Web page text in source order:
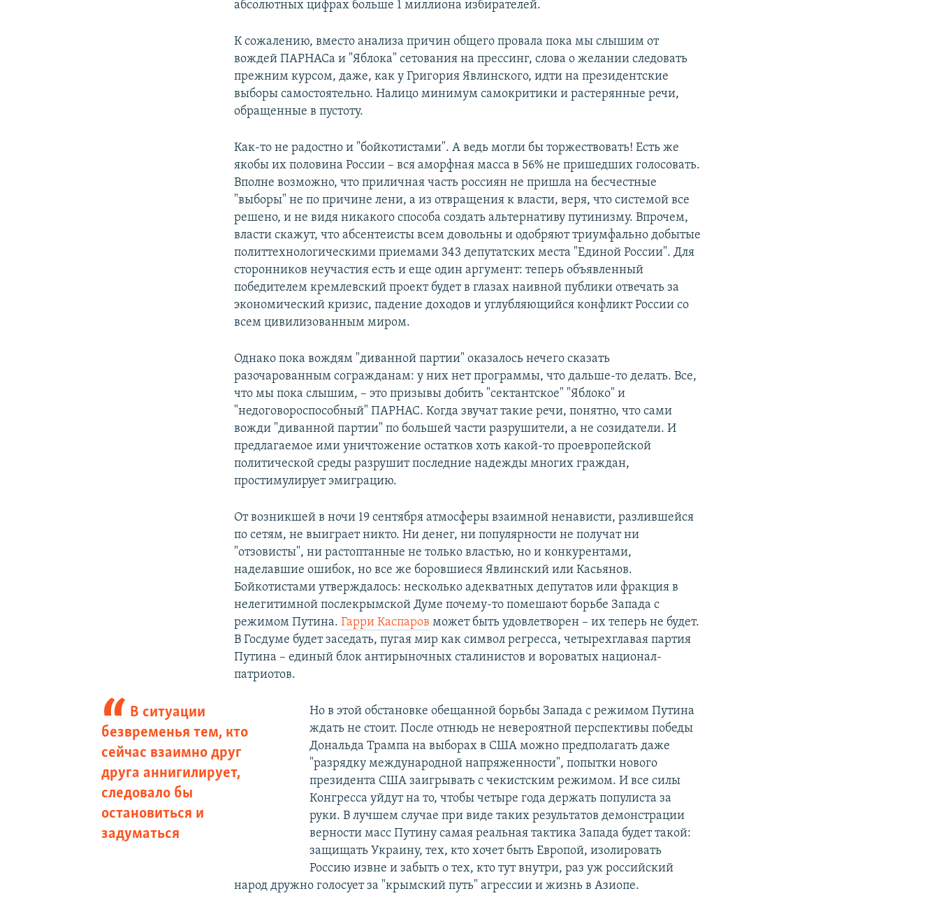
абсолютных цифрах больше 1 миллиона избирателей.
К сожалению, вместо анализа причин общего провала пока мы слышим от
вождей ПАРНАСа и "Яблока" сетования на прессинг, слова о желании следовать
прежним курсом, даже, как у Григория Явлинского, идти на президентские
выборы самостоятельно. Налицо минимум самокритики и растерянные речи,
обращенные в пустоту.
Как-то не радостно и "бойкотистами". А ведь могли бы торжествовать! Есть же
якобы их половина России – вся аморфная масса в 56% не пришедших голосовать.
Вполне возможно, что приличная часть россиян не пришла на бесчестные
"выборы" не по причине лени, а из отвращения к власти, веря, что системой все
решено, и не видя никакого способа создать альтернативу путинизму. Впрочем,
власти скажут, что абсентеисты всем довольны и одобряют триумфально добытые
политтехнологическими приемами 343 депутатских места "Единой России". Для
сторонников неучастия есть и еще один аргумент: теперь объявленный
победителем кремлевский проект будет в глазах наивной публики отвечать за
экономический кризис, падение доходов и углубляющийся конфликт России со
всем цивилизованным миром.
Однако пока вождям "диванной партии" оказалось нечего сказать
разочарованным согражданам: у них нет программы, что дальше-то делать. Все,
что мы пока слышим, – это призывы добить "сектантское" "Яблоко" и
"недоговороспособный" ПАРНАС. Когда звучат такие речи, понятно, что сами
вожди "диванной партии" по большей части разрушители, а не созидатели. И
предлагаемое ими уничтожение остатков хоть какой-то проевропейской
политической среды разрушит последние надежды многих граждан,
простимулирует эмиграцию.
От возникшей в ночи 19 сентября атмосферы взаимной ненависти, разлившейся
по сетям, не выиграет никто. Ни денег, ни популярности не получат ни
"отзовисты", ни растоптанные не только властью, но и конкурентами,
наделавшие ошибок, но все же боровшиеся Явлинский или Касьянов.
Бойкотистами утверждалось: несколько адекватных депутатов или фракция в
нелегитимной послекрымской Думе почему-то помешают борьбе Запада с
режимом Путина.Гарри Каспаров может быть удовлетворен – их теперь не будет.
В Госдуме будет заседать, пугая мир как символ регресса, четырехглавая партия
Путина – единый блок антирыночных сталинистов и вороватых национал-
патриотов.
В ситуации
безвременья тем, кто
сейчас взаимно друг
друга аннигилирует,
следовало бы
остановиться и
задуматься
Но в этой обстановке обещанной борьбы Запада с режимом Путина
ждать не стоит. После отнюдь не невероятной перспективы победы
Дональда Трампа на выборах в США можно предполагать даже
"разрядку международной напряженности", попытки нового
президента США заигрывать с чекистским режимом. И все силы
Конгресса уйдут на то, чтобы четыре года держать популиста за
руки. В лучшем случае при виде таких результатов демонстрации
верности масс Путину самая реальная тактика Запада будет такой:
защищать Украину, тех, кто хочет быть Европой, изолировать
Россию извне и забыть о тех, кто тут внутри, раз уж российский
народ дружно голосует за "крымский путь" агрессии и жизнь в Азиопе.